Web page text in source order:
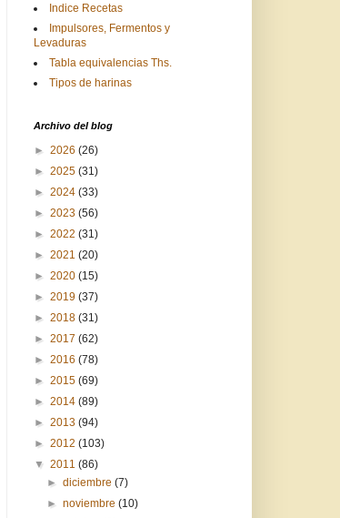
Indice Recetas
Impulsores, Fermentos y
Levaduras
Tabla equivalencias Ths.
Tipos de harinas
Archivo del blog
► 2026 (26)
► 2025 (31)
► 2024 (33)
► 2023 (56)
► 2022 (31)
► 2021 (20)
► 2020 (15)
► 2019 (37)
► 2018 (31)
► 2017 (62)
► 2016 (78)
► 2015 (69)
► 2014 (89)
► 2013 (94)
► 2012 (103)
▼ 2011 (86)
►diciembre(7)
►noviembre(10)